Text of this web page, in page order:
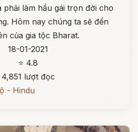
phải làm hầu gái trọn đời cho
Hôm nay chúng ta sẽ đến
của gia tộc Bharat.
18-01-2021
⭐ 4.8
4,851 lượt đọc
- Hindu